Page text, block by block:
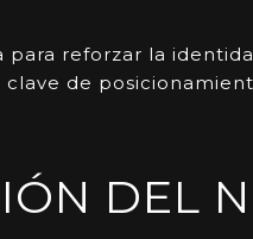
reforzar la
de
DEL